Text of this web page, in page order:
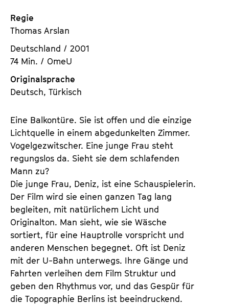
V
.
Regie
Thomas Arslan
Deutschland / 2001
74 Min. / OmeU
Originalsprache
Deutsch, Türkisch
Eine Balkontüre. Sie ist offen und die einzige
Lichtquelle in einem abgedunkelten Zimmer.
Vogelgezwitscher. Eine junge Frau steht
regungslos da. Sieht sie dem schlafenden
Mann zu?
Die junge Frau, Deniz, ist eine Schauspielerin.
Der Film wird sie einen ganzen Tag lang
begleiten, mit natürlichem Licht und
Originalton. Man sieht, wie sie Wäsche
sortiert, für eine Hauptrolle vorspricht und
anderen Menschen begegnet. Oft ist Deniz
mit der U-Bahn unterwegs. Ihre Gänge und
Fahrten verleihen dem Film Struktur und
geben den Rhythmus vor, und das Gespür für
die Topographie Berlins ist beeindruckend.